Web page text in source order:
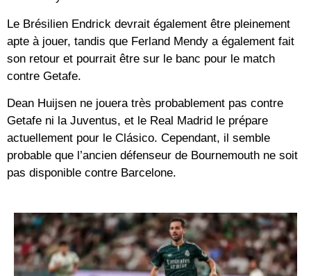
Le Brésilien Endrick devrait également être pleinement
apte à jouer, tandis que Ferland Mendy a également fait
son retour et pourrait être sur le banc pour le match
contre Getafe.
Dean Huijsen ne jouera très probablement pas contre
Getafe ni la Juventus, et le Real Madrid le prépare
actuellement pour le Clásico. Cependant, il semble
probable que l’ancien défenseur de Bournemouth ne soit
pas disponible contre Barcelone.